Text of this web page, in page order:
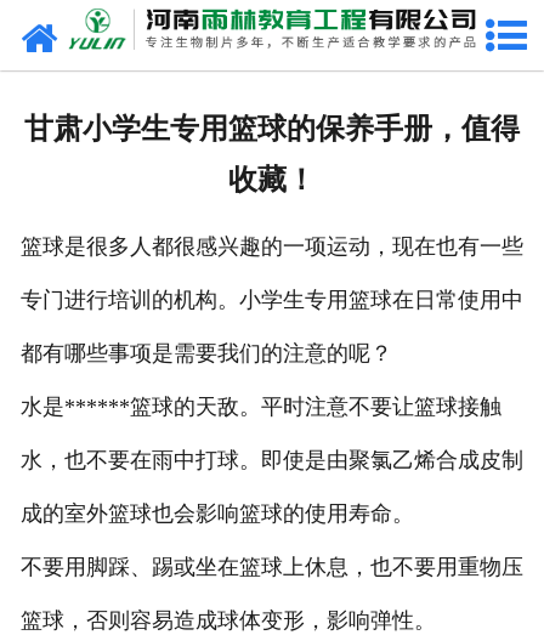
网站首页
联系我们
甘肃小学生专用篮球的保养手册，值得
收藏！
篮球是很多人都很感兴趣的一项运动，现在也有一些
专门进行培训的机构。小学生专用篮球在日常使用中
都有哪些事项是需要我们的注意的呢？
水是******篮球的天敌。平时注意不要让篮球接触
水，也不要在雨中打球。即使是由聚氯乙烯合成皮制
成的室外篮球也会影响篮球的使用寿命。
不要用脚踩、踢或坐在篮球上休息，也不要用重物压
篮球，否则容易造成球体变形，影响弹性。